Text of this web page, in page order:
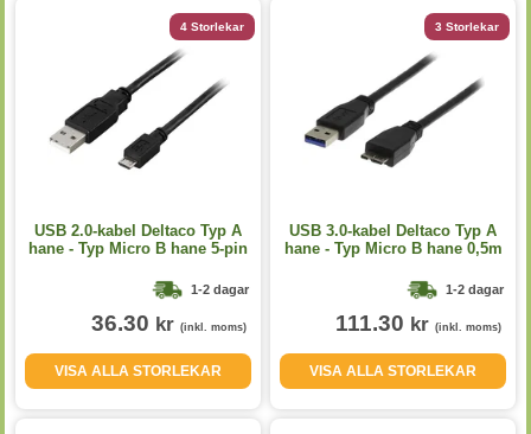
4 Storlekar
USB 2.0-kabel Deltaco Typ A
hane - Typ Micro B hane 5-pin
1-2 dagar
36.30 kr (inkl. moms)
VISA ALLA STORLEKAR
3 Storlekar
USB 3.0-kabel Deltaco Typ A
hane - Typ Micro B hane 0,5m
1-2 dagar
111.30 kr (inkl. moms)
VISA ALLA STORLEKAR